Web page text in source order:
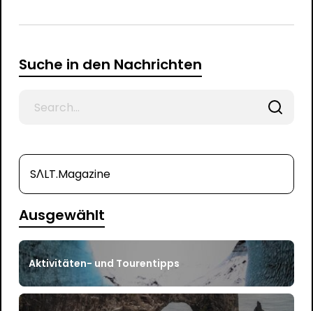
Suche in den Nachrichten
SΛLT.Magazine
Ausgewählt
Aktivitäten- und Tourentipps